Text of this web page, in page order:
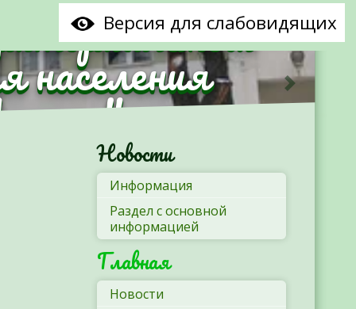
Версия для слабовидящих
населения
Новости
Информация
Раздел с основной
информацией
Главная
Новости